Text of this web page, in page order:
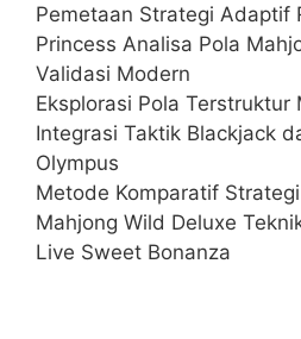
Pemetaan Strategi Adaptif
Princess Analisa Pola
Validasi Modern
Eksplorasi Pola Terstruktur
Integrasi Taktik Blackjack
Olympus
Metode Komparatif
Mahjong Wild Deluxe
Live Sweet Bonanza